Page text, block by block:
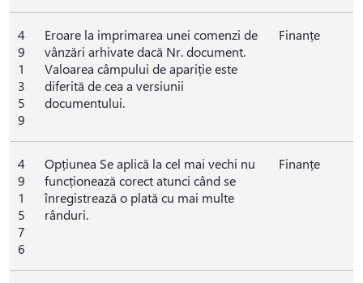
4
9
1
3
5
9
Eroare la imprimarea unei comenzi de
vânzări arhivate dacă Nr. document.
Valoarea câmpului de apariție este
diferită de cea a versiunii
documentului.
Finanțe
4
9
1
5
7
6
Opțiunea Se aplică la cel mai vechi nu
funcționează corect atunci când se
înregistrează o plată cu mai multe
rânduri.
Finanțe